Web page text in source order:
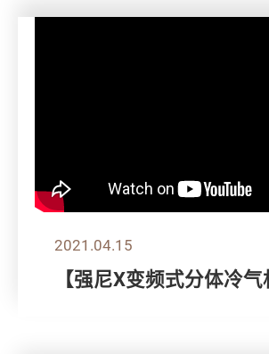
2021.04.15
【强尼X变频式分体冷气